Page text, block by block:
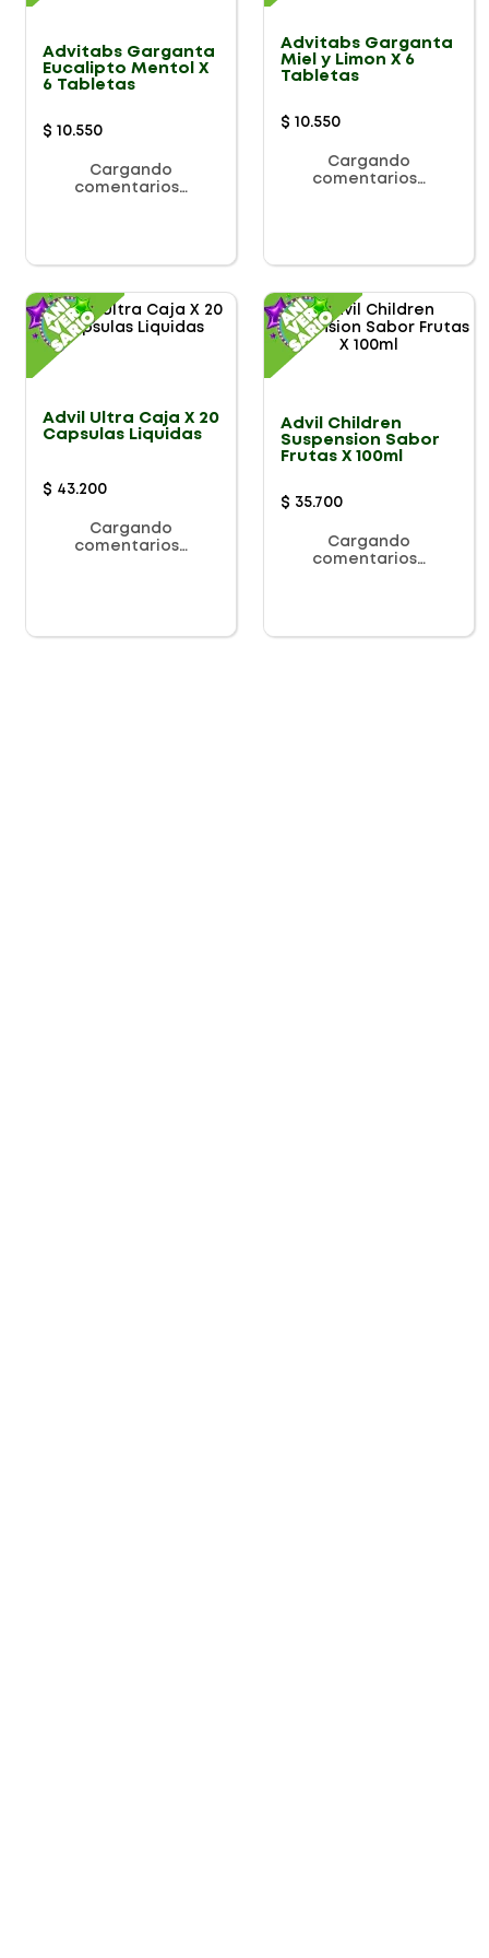
Advitabs Garganta
Eucalipto Mentol X
6 Tabletas
$ 10.550
Cargando
comentarios…
Advitabs Garganta
Miel y Limon X 6
Tabletas
$ 10.550
Cargando
comentarios…
Advil Ultra Caja X 20
Capsulas Liquidas
$ 43.200
Cargando
comentarios…
Advil Children
Suspension Sabor
Frutas X 100ml
$ 35.700
Cargando
comentarios…